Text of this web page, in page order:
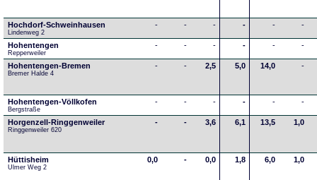
Hochdorf-Schweinhausen
Lindenweg 2
- - - - - -
Hohentengen
Repperweiler
- - - - - -
Hohentengen-Bremen
Bremer Halde 4
- - 2,5 5,0 14,0 -
Hohentengen-Völlkofen
Bergstraße
- - - - - -
Horgenzell-Ringgenweiler
Ringgenweiler 620
- - 3,6 6,1 13,5 1,0
Hüttisheim
Ulmer Weg 2
0,0 - 0,0 1,8 6,0 1,0